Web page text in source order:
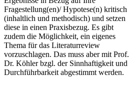
Fragestellung(en)/ Hypotese(n) kritisch
(inhaltlich und methodisch) und setzen
diese in einen Praxisbezug. Es gibt
zudem die Möglichkeit, ein eigenes
Thema für das Literaturreview
vorzuschlagen. Das muss aber mit Prof.
Dr. Köhler bzgl. der Sinnhaftigkeit und
Durchführbarkeit abgestimmt werden.